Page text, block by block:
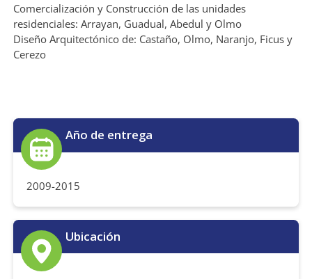
Comercialización y Construcción de las unidades
residenciales: Arrayan, Guadual, Abedul y Olmo
Diseño Arquitectónico de: Castaño, Olmo, Naranjo, Ficus y
Cerezo
Año de entrega
2009-2015
Ubicación